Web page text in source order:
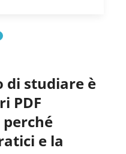
-
di
pdf
di studiare è
PDF
perché
e la